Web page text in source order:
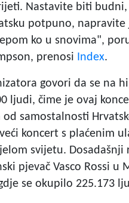
Nastavite biti budni,
potpuno, napravite
ko u snovima",
prenosi Index.
govori da se na
ljudi, čime je ovaj
samostalnosti
koncert s plaćenim
svijetu. Dosadašnji
pjevač Vasco Rossi u
se okupilo 225.173